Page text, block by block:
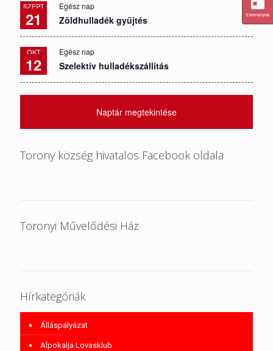
SZEPT
21
Egész nap
Zöldhulladék gyűjtés
OKT
12
Egész nap
Szelektív hulladékszállítás
Naptár megtekintése
Torony község hivatalos Facebook oldala
Toronyi Művelődési Ház
Hírkategóriák
Álláspályázat
Alpokalja Lovasklub
Események